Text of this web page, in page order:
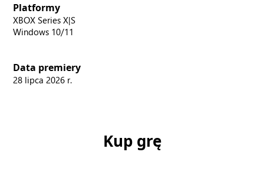
Platformy
XBOX Series X|S
Windows 10/11
Data premiery
28 lipca 2026 r.
Kup grę